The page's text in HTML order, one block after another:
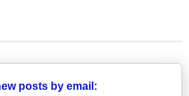
posts by email: